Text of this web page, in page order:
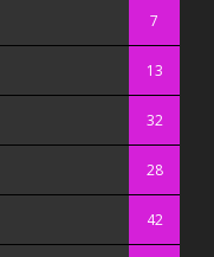
7
13
32
28
42